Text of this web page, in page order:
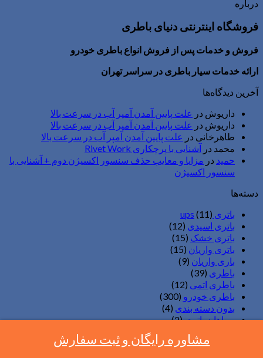
درباره
فروشگاه اینترنتی دنیای باطری
فروش و خدمات پس از فروش انواع باطری خودرو
ارائه خدمات سیار باطری در سراسر تهران
آخرین دیدگاه‌ها
داریوش در علت پایین آمدن آمپر آب در سرعت بالا
داریوش در علت پایین آمدن آمپر آب در سرعت بالا
طاهرخانی در علت پایین آمدن آمپر آب در سرعت بالا
محمد در آشنایی با پرچکاری Rivet Work
حمید در مزایا و معایب حذف سنسور اکسیژن دوم + آشنایی با
سنسور اکسیژن
دسته‌ها
باتری ups (11)
باتری اسیدی (12)
باتری خشک (15)
باتری واریان (15)
باری واریان (9)
باطری (39)
باطری اتمی (12)
باطری خودرو (300)
بدون دسته بندی (4)
سپاهان باتری(2)
عیب یابی خودرو(3)
مشاوره رایگان و ثبت سفارش